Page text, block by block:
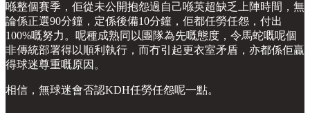
喺整個賽季，佢從未公開抱怨過自己喺英超缺乏上陣時間，無
論係正選90分鐘，定係後備10分鐘，佢都任勞任怨，付出
100%嘅努力。呢種成熟同以團隊為先嘅態度，令馬蛇嘅呢個
非傳統部署得以順利執行，而冇引起更衣室矛盾，亦都係佢贏
得球迷尊重嘅原因。
相信，無球迷會否認KDH任勞任怨呢一點。